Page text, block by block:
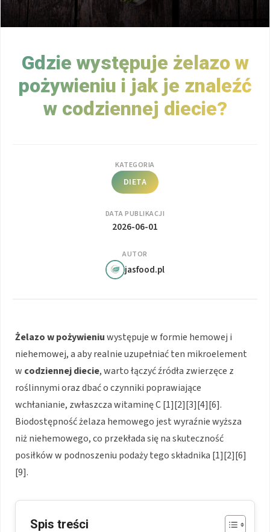
Gdzie występuje żelazo w
pożywieniu i jak je znaleźć
w codziennej diecie?
KATEGORIA
DIETA
DATA PUBLIKACJI
2026-06-01
AUTOR
jasfood.pl
Żelazo w pożywieniuwystępuje w formie hemowej i
niehemowej, a aby realnie uzupełniać ten mikroelement
w codziennej diecie, warto łączyć źródła zwierzęce z
roślinnymi oraz dbać o czynniki poprawiające
wchłanianie, zwłaszcza witaminę C [1][2][3][4][6].
Biodostępność żelaza hemowego jest wyraźnie wyższa
niż niehemowego, co przekłada się na skuteczność
posiłków w podnoszeniu podaży tego składnika [1][2][6]
[9].
Spis treści